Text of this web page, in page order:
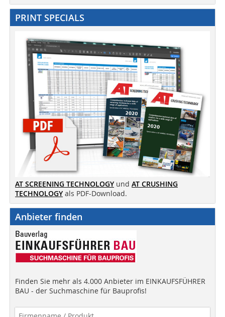
PRINT SPECIALS
AT SCREENING TECHNOLOGY und AT CRUSHING
TECHNOLOGY als PDF-Download.
Anbieter finden
Finden Sie mehr als 4.000 Anbieter im EINKAUFSFÜHRER
BAU - der Suchmaschine für Bauprofis!